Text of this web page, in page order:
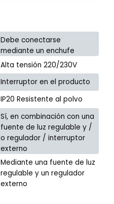
Debe conectarse
mediante un enchufe
Alta tensión 220/230V
Interruptor en el producto
IP20 Resistente al polvo
Sí, en combinación con una
fuente de luz regulable y /
o regulador / interruptor
externo
Mediante una fuente de luz
regulable y un regulador
externo